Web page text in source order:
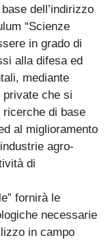
dell’indirizzo
“Scienze
in grado di
alla difesa ed
mediante
private che si
ricerche di base
al miglioramento
agro-
di
fornirà le
necessarie
in campo